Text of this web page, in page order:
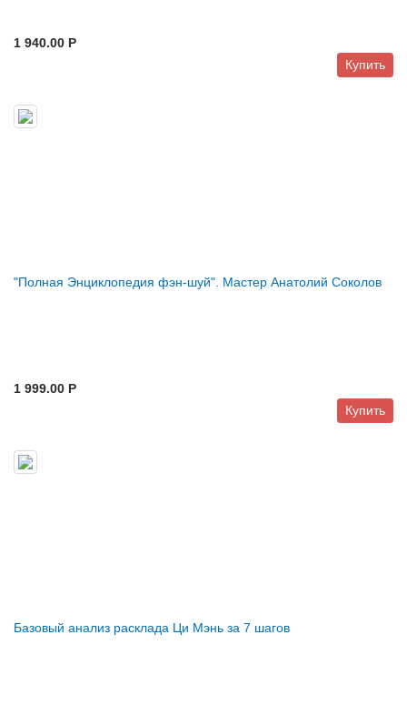
1 940.00 P
Купить
"Полная Энциклопедия фэн-шуй". Мастер Анатолий Соколов
1 999.00 P
Купить
Базовый анализ расклада Ци Мэнь за 7 шагов